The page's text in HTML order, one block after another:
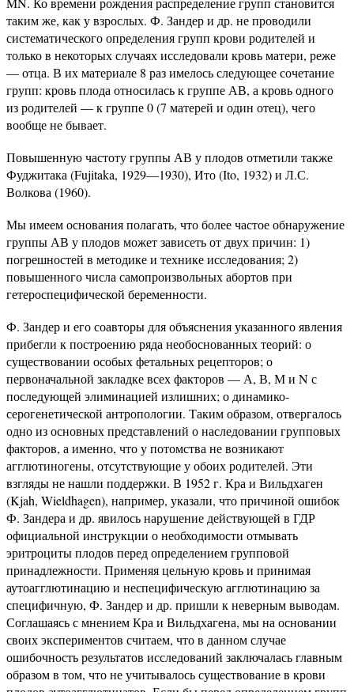
таким же, как у взрослых. Ф. Зандер и др. не проводили
систематического определения групп крови родителей и
только в некоторых случаях исследовали кровь матери, реже
— отца. В их материале 8 раз имелось следующее сочетание
групп: кровь плода относилась к группе АВ, а кровь одного
из родителей — к группе 0 (7 матерей и один отец), чего
вообще не бывает.
Повышенную частоту группы АВ у плодов отметили также
Фуджитака (Fujitaka, 1929—1930), Ито (Ito, 1932) и Л.С.
Волкова (1960).
Мы имеем основания полагать, что более частое обнаружение
группы АВ у плодов может зависеть от двух причин: 1)
погрешностей в методике и технике исследования; 2)
повышенного числа самопроизвольных абортов при
гетероспецифической беременности.
Ф. Зандер и его соавторы для объяснения указанного явления
прибегли к построению ряда необоснованных теорий: о
существовании особых фетальных рецепторов; о
первоначальной закладке всех факторов — А, В, М и N с
последующей элиминацией излишних; о динамико-
серогенетической антропологии. Таким образом, отвергалось
одно из основных представлений о наследовании групповых
факторов, а именно, что у потомства не возникают
агглютиногены, отсутствующие у обоих родителей. Эти
взгляды не нашли поддержки. В 1952 г. Кра и Вильдхаген
(Kjah, Wieldhagen), например, указали, что причиной ошибок
Ф. Зандера и др. явилось нарушение действующей в ГДР
официальной инструкции о необходимости отмывать
эритроциты плодов перед определением групповой
принадлежности. Применяя цельную кровь и принимая
аутоагглютинацию и неспецифическую агглютинацию за
специфичную, Ф. Зандер и др. пришли к неверным выводам.
Соглашаясь с мнением Кра и Вильдхагена, мы на основании
своих экспериментов считаем, что в данном случае
ошибочность результатов исследований заключалась главным
образом в том, что не учитывалось существование в крови